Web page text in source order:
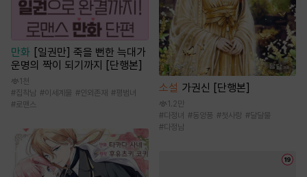
만화 [일권만] 죽을 뻔한 늑대가
운명의 짝이 되기까지 [단행본]
1천
#집착남 #이세계물 #인외존재 #평범녀
#로맨스
소설 가권신 [단행본]
1.2만
#다정녀 #동양풍 #첫사랑 #달달물
#다정남